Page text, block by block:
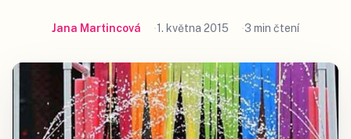
Jana Martincová 1. května 2015 3 min čtení